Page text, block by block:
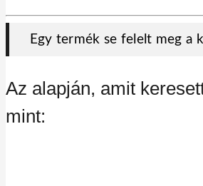
Egy termék se felelt meg a
Az alapján, amit
mint: